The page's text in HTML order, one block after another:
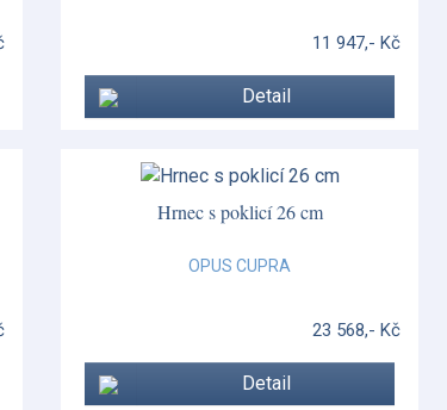
11 947,- Kč
Detail
Hrnec s poklicí 26 cm
OPUS CUPRA
23 568,- Kč
Detail